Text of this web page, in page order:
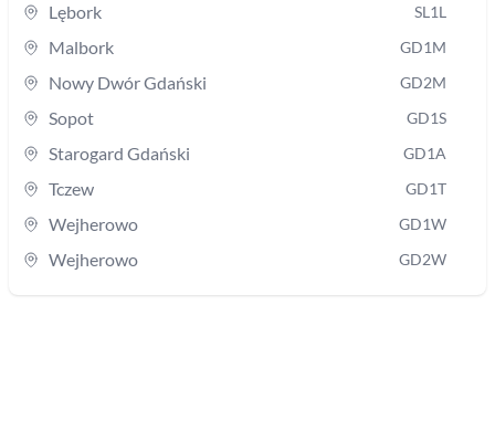
Lębork SL1L
Malbork GD1M
Nowy Dwór Gdański GD2M
Sopot GD1S
Starogard Gdański GD1A
Tczew GD1T
Wejherowo GD1W
Wejherowo GD2W